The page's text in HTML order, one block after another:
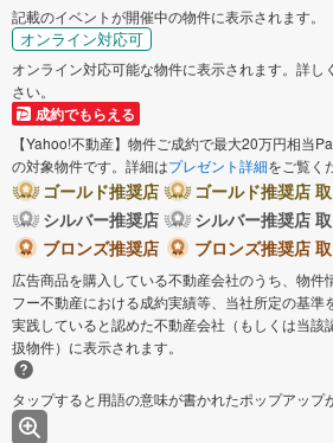
記載のイベントが開催中の物件に表示されます。
オンライン対応可
オンライン対応可能な物件に表示されます。詳し
さい。
成約でもらえる
【Yahoo!不動産】物件ご成約で最大20万円相当
の対象物件です。詳細はプレゼント詳細をご覧く
ゴールド推奨店
ゴールド推奨店
シルバー推奨店
シルバー推奨店
ブロンズ推奨店
ブロンズ推奨店
広告商品を購入している不動産会社のうち、物件
フー不動産における成約実績等、当社所定の基準
実践していると認めた不動産会社（もしくは当該
扱物件）に表示されます。
タップすると用語の意味が書かれたポップアップ